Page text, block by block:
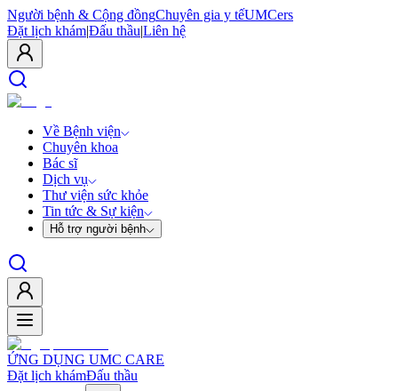
Người bệnh & Cộng đồngChuyên gia y tếUMCers
Đặt lịch khám|Đấu thầu|Liên hệ
Về Bệnh viện
Chuyên khoa
Bác sĩ
Dịch vụ
Thư viện sức khỏe
Tin tức & Sự kiện
Hỗ trợ người bệnh
ỨNG DỤNG UMC CARE
Đặt lịch khámĐấu thầu